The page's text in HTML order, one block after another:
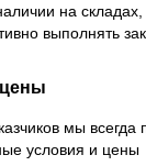
на
выполнять
мы всегда
условия и цены